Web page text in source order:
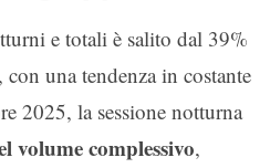
e totali è salito dal 39%
una tendenza in costante
2025, la sessione notturna
volume complessivo,